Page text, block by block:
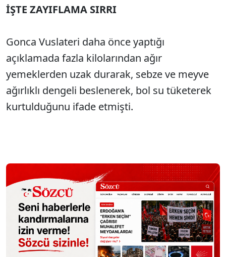
İŞTE ZAYIFLAMA SIRRI
Gonca Vuslateri daha önce yaptığı
açıklamada fazla kilolarından ağır
yemeklerden uzak durarak, sebze ve meyve
ağırlıklı dengeli beslenerek, bol su tüketerek
kurtulduğunu ifade etmişti.